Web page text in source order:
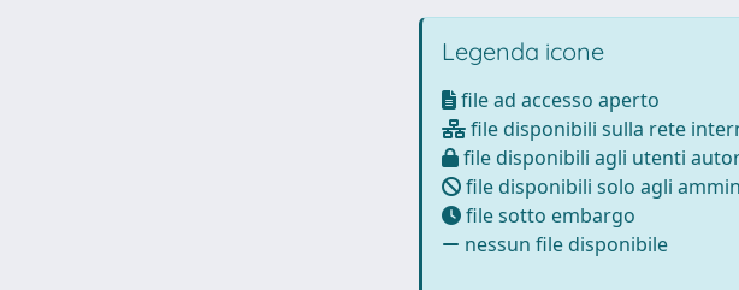
Legenda icone
file ad accesso aperto
file disponibili sulla rete
file disponibili agli utenti
file disponibili solo agli
file sotto embargo
nessun file disponibile